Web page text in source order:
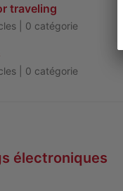
traveling
0 catégorie
0 catégorie
électroniques